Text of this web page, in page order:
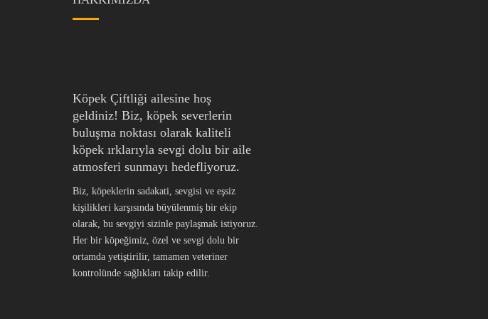
Köpek Çiftliği ailesine hoş
geldiniz! Biz, köpek severlerin
buluşma noktası olarak kaliteli
köpek ırklarıyla sevgi dolu bir aile
atmosferi sunmayı hedefliyoruz.
Biz, köpeklerin sadakati, sevgisi ve eşsiz
kişilikleri karşısında büyülenmiş bir ekip
olarak, bu sevgiyi sizinle paylaşmak istiyoruz.
Her bir köpeğimiz, özel ve sevgi dolu bir
ortamda yetiştirilir, tamamen veteriner
kontrolünde sağlıkları takip edilir.